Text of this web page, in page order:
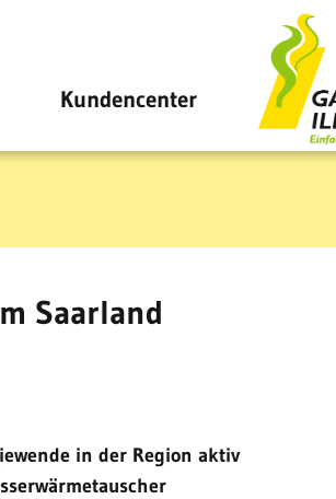
Kundencenter
Saarland
in der Region aktiv